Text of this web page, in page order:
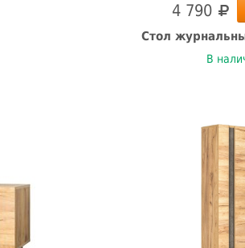
4 790
Стол
В